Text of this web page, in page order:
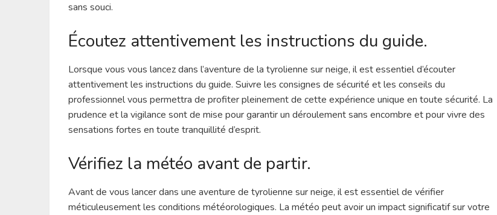
sans souci.
Écoutez attentivement les instructions du guide.
Lorsque vous vous lancez dans l’aventure de la tyrolienne sur neige, il est essentiel d’écouter
attentivement les instructions du guide. Suivre les consignes de sécurité et les conseils du
professionnel vous permettra de profiter pleinement de cette expérience unique en toute sécurité. La
prudence et la vigilance sont de mise pour garantir un déroulement sans encombre et pour vivre des
sensations fortes en toute tranquillité d’esprit.
Vérifiez la météo avant de partir.
Avant de vous lancer dans une aventure de tyrolienne sur neige, il est essentiel de vérifier
méticuleusement les conditions météorologiques. La météo peut avoir un impact significatif sur votre